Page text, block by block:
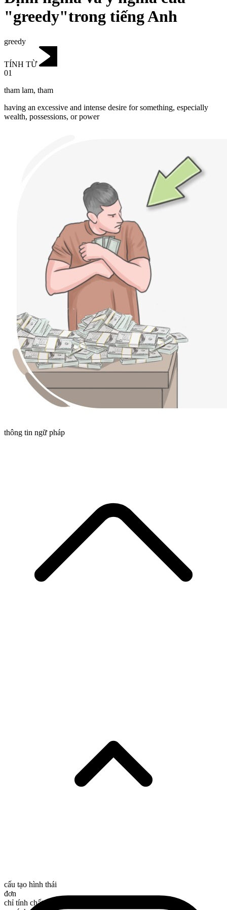
"greedy"trong tiếng Anh
greedy
TÍNH TỪ
01
tham lam, tham
having an excessive and intense desire for something, especially
wealth, possessions, or power
thông tin ngữ pháp
cấu tạo hình thái
đơn
chỉ tính chất